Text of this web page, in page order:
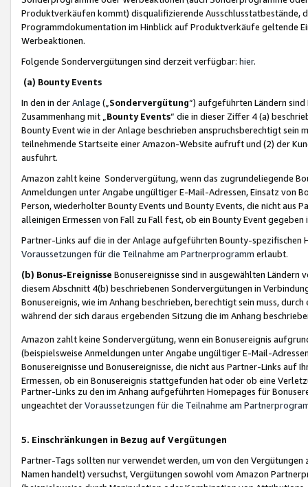
Produktverkäufen kommt) disqualifizierende Ausschlusstatbestände,
Programmdokumentation im Hinblick auf Produktverkäufe geltende
Werbeaktionen.
Folgende Sondervergütungen sind derzeit verfügbar: hier.
(a) Bounty Events
In den in derAnlage („ Sondervergütung“) aufgeführten Ländern
Zusammenhang mit „ Bounty Events“ die in dieser Ziffer 4 (a)
Bounty Event wie in der Anlage beschrieben anspruchsberechtigt sein
teilnehmende Startseite einer Amazon-Website aufruft und (2) der
ausführt.
Amazon zahlt keine Sondervergütung, wenn das zugrundeliegende
Anmeldungen unter Angabe ungültiger E-Mail-Adressen, Einsatz von
Person, wiederholter Bounty Events und Bounty Events, die nicht
alleinigen Ermessen von Fall zu Fall fest, ob ein Bounty Event
Partner-Links auf die in der Anlage aufgeführten Bounty-spezifischen
Voraussetzungen für die Teilnahme am Partnerprogramm erlaubt.
(b) Bonus-Ereignisse Bonusereignisse sind in ausgewählten Ländern
diesem Abschnitt 4(b) beschriebenen Sondervergütungen in
Bonusereignis, wie im Anhang beschrieben, berechtigt sein muss,
während der sich daraus ergebenden Sitzung die im Anhang
Amazon zahlt keine Sondervergütung, wenn ein Bonusereignis
(beispielsweise Anmeldungen unter Angabe ungültiger E-Mail-
Bonusereignisse und Bonusereignisse, die nicht aus Partner-Links auf
Ermessen, ob ein Bonusereignis stattgefunden hat oder ob eine
Partner-Links zu den im Anhang aufgeführten Homepages für
ungeachtet derVoraussetzungen für die Teilnahme am
5. Einschränkungen in Bezug auf Vergütungen
Partner-Tags sollten nur verwendet werden, um von den
Namen handelt) versuchst, Vergütungen sowohl vom Amazon